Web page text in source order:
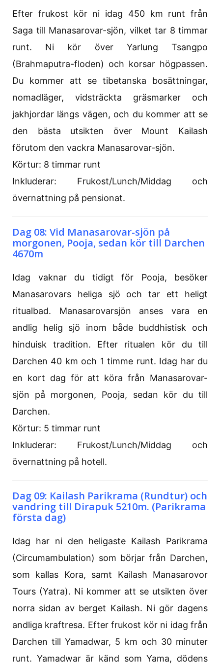
Efter frukost kör ni idag 450 km runt från
Saga till Manasarovar-sjön, vilket tar 8 timmar
runt. Ni kör över Yarlung Tsangpo
(Brahmaputra-floden) och korsar högpassen.
Du kommer att se tibetanska bosättningar,
nomadläger, vidsträckta gräsmarker och
jakhjordar längs vägen, och du kommer att se
den bästa utsikten över Mount Kailash
förutom den vackra Manasarovar-sjön.
Körtur: 8 timmar runt
Inkluderar: Frukost/Lunch/Middag och
övernattning på pensionat.
Dag 08: Vid Manasarovar-sjön på
morgonen, Pooja, sedan kör till Darchen
4670m
Idag vaknar du tidigt för Pooja, besöker
Manasarovars heliga sjö och tar ett heligt
ritualbad. Manasarovarsjön anses vara en
andlig helig sjö inom både buddhistisk och
hinduisk tradition. Efter ritualen kör du till
Darchen 40 km och 1 timme runt. Idag har du
en kort dag för att köra från Manasarovar-
sjön på morgonen, Pooja, sedan kör du till
Darchen.
Körtur: 5 timmar runt
Inkluderar: Frukost/Lunch/Middag och
övernattning på hotell.
Dag 09: Kailash Parikrama (Rundtur) och
vandring till Dirapuk 5210m. (Parikrama
första dag)
Idag har ni den heligaste Kailash Parikrama
(Circumambulation) som börjar från Darchen,
som kallas Kora, samt Kailash Manasarovor
Tours (Yatra). Ni kommer att se utsikten över
norra sidan av berget Kailash. Ni gör dagens
andliga kraftresa. Efter frukost kör ni idag från
Darchen till Yamadwar, 5 km och 30 minuter
runt. Yamadwar är känd som Yama, dödens